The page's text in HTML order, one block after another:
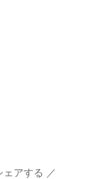
ェアする